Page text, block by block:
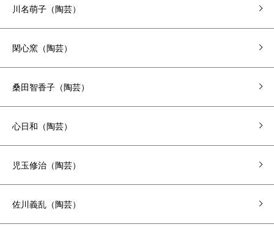
川名萌子（陶芸）
閑心窯（陶芸）
桑田智香子（陶芸）
心日和（陶芸）
児玉修治（陶芸）
佐川義乱（陶芸）